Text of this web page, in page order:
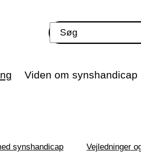
Viden om synshandicap
synshandicap Vejledninger